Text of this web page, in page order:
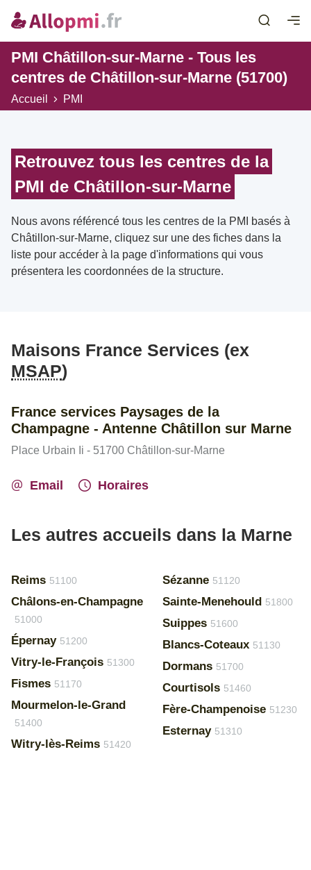
PMI Châtillon-sur-Marne - Tous les
centres de Châtillon-sur-Marne (51700)
Accueil PMI
Retrouvez tous les centres de la
PMI de Châtillon-sur-Marne
Nous avons référencé tous les centres de la PMI basés à
Châtillon-sur-Marne, cliquez sur une des fiches dans la
liste pour accéder à la page d'informations qui vous
présentera les coordonnées de la structure.
Maisons France Services (ex
MSAP)
France services Paysages de la
Champagne - Antenne Châtillon sur Marne
Place Urbain Ii - 51700 Châtillon-sur-Marne
Email Horaires
Les autres accueils dans la Marne
Reims 51100
Châlons-en-Champagne
51000
Épernay 51200
Vitry-le-François 51300
Fismes 51170
Mourmelon-le-Grand
51400
Witry-lès-Reims 51420
Sézanne 51120
Sainte-Menehould 51800
Suippes 51600
Blancs-Coteaux 51130
Dormans 51700
Courtisols 51460
Fère-Champenoise 51230
Esternay 51310